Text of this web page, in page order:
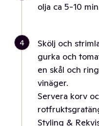
olja ca 5-10
4
Skölj och
gurka och
en skål och
vinäger.
Servera korv
Styling &